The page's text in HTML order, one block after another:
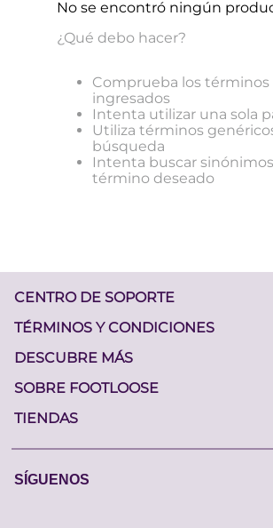
No se encontró ningún
¿Qué debo hacer?
Comprueba los términos
ingresados
Intenta utilizar una sola
Utiliza términos
búsqueda
Intenta buscar
término deseado
CENTRO DE SOPORTE
TÉRMINOS Y CONDICIONES
DESCUBRE MÁS
SOBRE FOOTLOOSE
TIENDAS
SÍGUENOS